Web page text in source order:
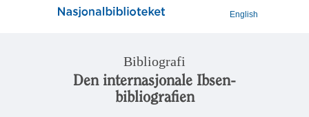
English
Bibliografi
Den internasjonale Ibsen-
bibliografien